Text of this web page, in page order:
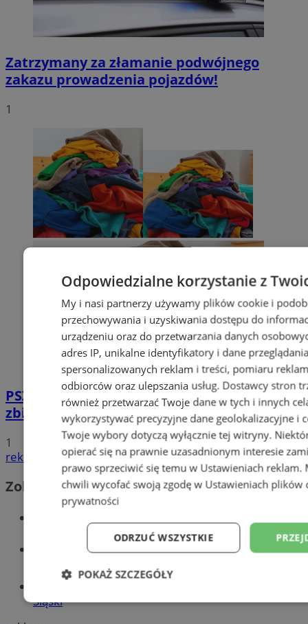
Zatrzymany za złamanie podwójnego
zakazu prowadzenia pojazdów!
1
PSZOK w Wodzisławiu: selektywne
zbieranie odpadów tekstylnych w gminach
1
reklama
Zobacz również
Wiadomości kryminalne w Wodzisławiu
Wiadomości lokalne
Śląski
Odpowiedzialne korzystanie z
My i nasi partnerzy używamy plików cookie i
przechowywania i uzyskiwania dostępu do
urządzeniu oraz do przetwarzania danych
adres IP, unikalne identyfikatory i dane
spersonalizowanych reklam i treści, pomiaru
odbiorców oraz ulepszania usług. Dostawcy stron
również przetwarzać Twoje dane w tych i innych
wykorzystywać precyzyjne dane geolokalizacyjne i
Twoje wybory dotyczą wyłącznie tej witryny.
opierać się na prawnie uzasadnionym interesie
prawo sprzeciwić się temu w Ustawieniach reklam.
chwili wycofać swoją zgodę w Ustawieniach plików
prywatności
ODRZUĆ WSZYSTKIE
POKAŻ SZCZEGÓŁY
Niezbędne Wydajność